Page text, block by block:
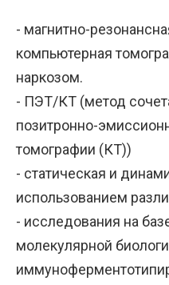
- магнитно-
компьютерная
наркозом.
- ПЭТ/КТ (метод
позитронно-
томографии (КТ))
- статическая и
использованием
- исследования на
молекулярной